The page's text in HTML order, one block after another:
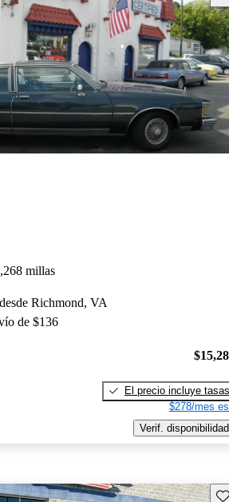
millas
Richmond, VA
de $136
El precio incluye tasas
$278/mes
Verif. disponibilidad